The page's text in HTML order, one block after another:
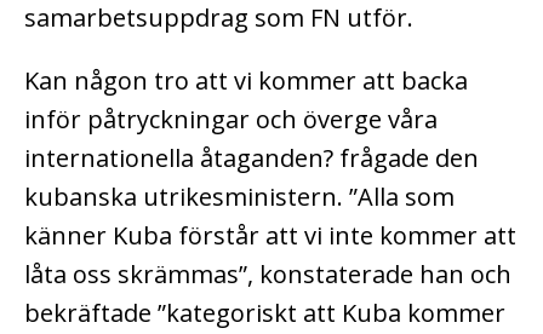
samarbetsuppdrag som FN utför.
Kan någon tro att vi kommer att backa
inför påtryckningar och överge våra
internationella åtaganden? frågade den
kubanska utrikesministern. ”Alla som
känner Kuba förstår att vi inte kommer att
låta oss skrämmas”, konstaterade han och
bekräftade ”kategoriskt att Kuba kommer